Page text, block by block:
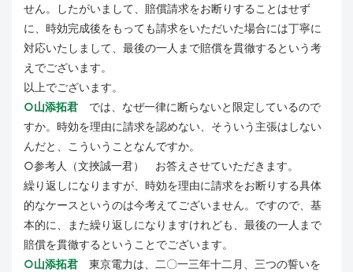
せん。したがいまして、賠償請求をお断りすることはせず
に、時効完成後をもっても請求をいただいた場合には丁寧に
対応いたしまして、最後の一人まで賠償を貫徹するという考
えでございます。
以上でございます。
○山添拓君 では、なぜ一律に断らないと限定しているので
すか。時効を理由に請求を認めない、そういう主張はしない
んだと、こういうことなんですか。
○参考人（文挾誠一君） お答えさせていただきます。
繰り返しになりますが、時効を理由に請求をお断りする具体
的なケースというのは今考えてございません。ですので、基
本的に、また繰り返しになりますけれども、最後の一人まで
賠償を貫徹するということでございます。
○山添拓君 東京電力は、二〇一三年十二月、三つの誓いを